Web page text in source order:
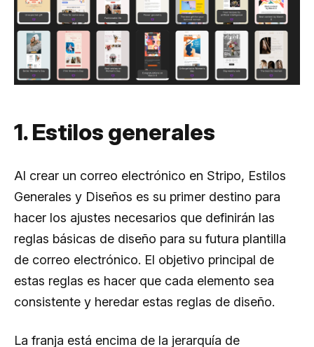
1. Estilos generales
Al crear un correo electrónico en Stripo, Estilos
Generales y Diseños es su primer destino para
hacer los ajustes necesarios que definirán las
reglas básicas de diseño para su futura plantilla
de correo electrónico. El objetivo principal de
estas reglas es hacer que cada elemento sea
consistente y heredar estas reglas de diseño.
La franja está encima de la jerarquía de